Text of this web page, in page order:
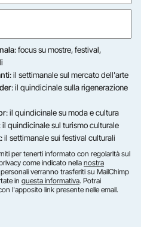
: focus su mostre, festival,
: il settimanale sul mercato dell'arte
: il quindicinale sulla rigenerazione
: il quindicinale su moda e cultura
il quindicinale sul turismo culturale
: il settimanale sui festival culturali
per tenerti informato con regolarità sul
come indicato nella nostra
verranno trasferiti su MailChimp
in questa informativa. Potrai
l'apposito link presente nelle email.